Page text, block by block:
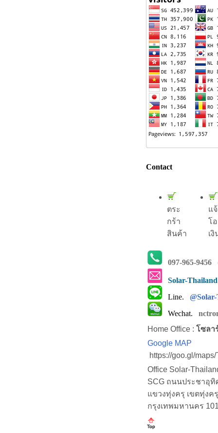
Contact
ตระ
กร้า
สินค้า
แ
โ
เงิ
097-965-9456
Solar-
Line.
Wechat.
Home Office : โซลา
Google MAP
https://goo.gl/
Office Solar-
SCG ถนนประชาอุทิ
แขวงทุ่งครุ เขตทุ่งครุ
กรุงเทพมหานคร